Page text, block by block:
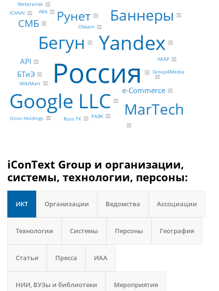
Россия
Yandex
Google LLC
Бегун
MarTech
Баннеры
Рунет
СМБ
e-Commerce
API
БТиЭ
Ozon Holdings Russ ГК
WikiMart
Group4Media
АКАР
Webtrends
Okkam
АБА
ICANN
РАЭК
iConText Group и организации,
системы, технологии, персоны:
ИКТ Организации Ведомства Ассоциации
Технологии Системы Персоны География
Статьи Пресса ИАА
НИИ, ВУЗы и библиотеки Мероприятия